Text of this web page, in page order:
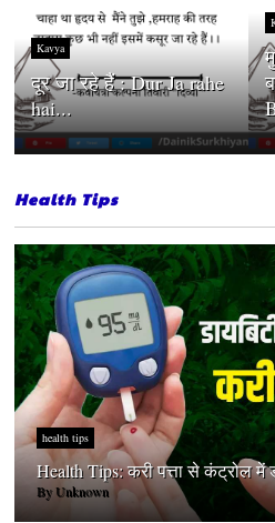
Kavya
दूर जा रहे हैं : Dur Ja rahe
hai...
Health Tips
health tips
Health Tips: करी पत्ता से कंट्रोल में
ByUnknown